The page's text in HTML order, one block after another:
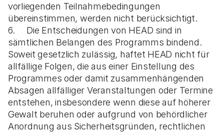
vorliegenden Teilnahmebedingungen
übereinstimmen, werden nicht berücksichtigt.
6. Die Entscheidungen von HEAD sind in
sämtlichen Belangen des Programms bindend.
Soweit gesetzlich zulässig, haftet HEAD nicht für
allfällige Folgen, die aus einer Einstellung des
Programmes oder damit zusammenhängenden
Absagen allfälliger Veranstaltungen oder Termine
entstehen, insbesondere wenn diese auf höherer
Gewalt beruhen oder aufgrund von behördlicher
Anordnung aus Sicherheitsgründen, rechtlichen